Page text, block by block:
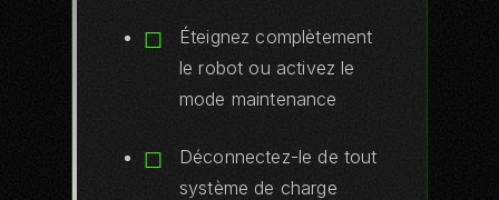
Éteignez complètement
le robot ou activez le
mode maintenance
Déconnectez-le de tout
système de charge